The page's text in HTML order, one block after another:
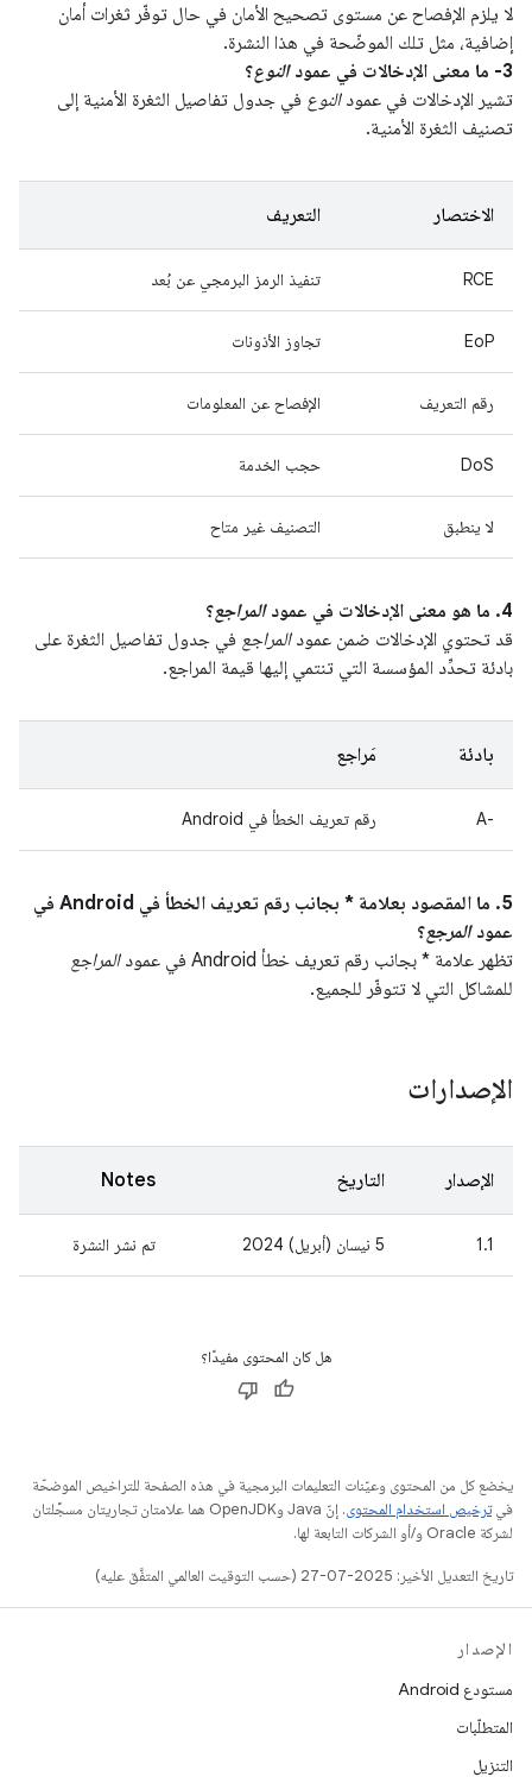
لا يلزم الإفصاح عن مستوى تصحيح الأمان في حال توفّر ثغرات أمان
إضافية، مثل تلك الموضّحة في هذا النشرة.
3- ما معنى الإدخالات في عمود
النوع؟
تشير الإدخالات في عمودالنوع في جدول تفاصيل الثغرة الأمنية إلى
تصنيف الثغرة الأمنية.
الاختصار التعريف
RCE تنفيذ الرمز البرمجي عن بُعد
EoP تجاوز الأذونات
رقم التعريف الإفصاح عن المعلومات
DoS حجب الخدمة
لا ينطبق التصنيف غير متاح
4. ما هو معنى الإدخالات في عمود المراجع؟
قد تحتوي الإدخالات ضمن عمودالمراجع في جدول تفاصيل الثغرة على
بادئة تحدِّد المؤسسة التي تنتمي إليها قيمة المراجع.
بادئة مَراجع
A-‎ رقم تعريف الخطأ في Android
5. ما المقصود بعلامة * بجانب رقم تعريف الخطأ في Android في
عمودالمرجع؟
تظهر علامة * بجانب رقم تعريف خطأ Android في عمود
المراجع
للمشاكل التي لا تتوفّر للجميع.
الإصدارات
الإصدار التاريخ Notes
1.1 5 نيسان (أبريل) 2024 تم نشر النشرة
هل كان المحتوى مفيدًا؟
يخضع كل من المحتوى وعيّنات التعليمات البرمجية في هذه الصفحة للتراخيص الموضحّة
فيترخيص استخدام المحتوى
. إنّ Java وOpenJDK هما علامتان تجاريتان مسجَّلتان
لشركة Oracle و/أو الشركات التابعة لها.
تاريخ التعديل الأخير: 2025-07-27 (حسب التوقيت العالمي المتفَّق عليه)
الإصدار
مستودع Android
المتطلّبات
التنزيل